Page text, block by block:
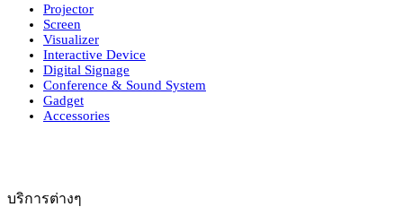
Projector
Screen
Visualizer
Interactive Device
Digital Signage
Conference & Sound System
Gadget
Accessories
บริการต่างๆ